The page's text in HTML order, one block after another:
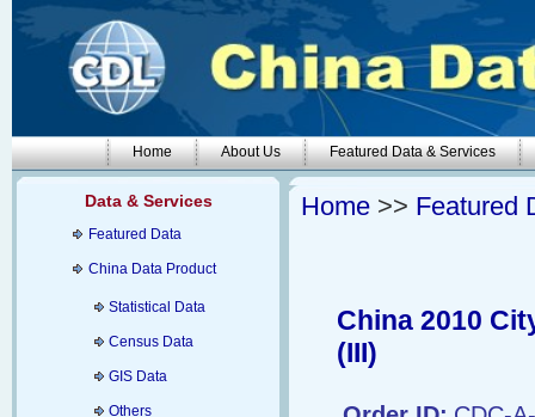
Home About Us Featured Data & Services
Data & Services
Featured Data
China Data Product
Statistical Data
Census Data
GIS Data
Others
Home >> Featured
China 2010
(III)